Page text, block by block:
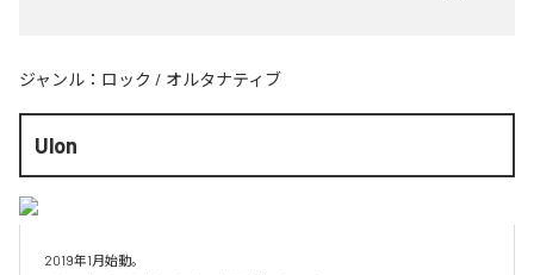
ジャンル： ロック / オルタナティブ
Ulon
2019年1月始動。